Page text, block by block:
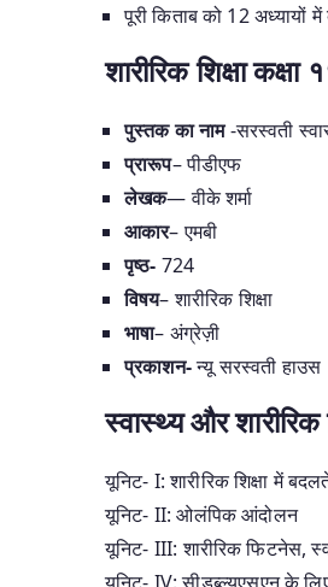
पूरी किताब को 12 अध्यायों में
शारीरिक शिक्षा
पुस्तक का नाम-सरस्वती
प्रारूप– पीडीएफ
लेखक— वीके शर्मा
आकार– एमबी
पृष्ठ- 724
विषय– शारीरिक शिक्षा
भाषा– अंग्रेज़ी
प्रकाशन-न्यू सरस्वती हाउस
स्वास्थ्य और
यूनिट- I: शारीरिक शिक्षा में
यूनिट- II: ओलंपिक आंदोलन
यूनिट- III: शारीरिक फिटनेस,